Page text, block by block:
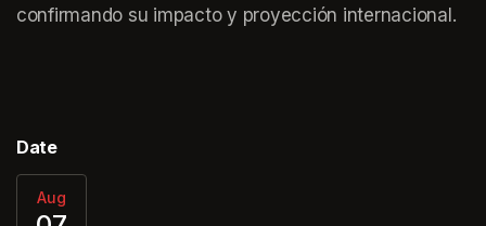
confirmando su impacto y proyección internacional.
Date
Aug